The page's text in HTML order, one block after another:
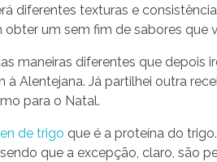
diferentes texturas e
um sem fim de sabores
maneiras diferentes que depois
à Alentejana. Já partilhei outra
para o Natal.
de trigo que é a proteína do
que a excepção, claro, são